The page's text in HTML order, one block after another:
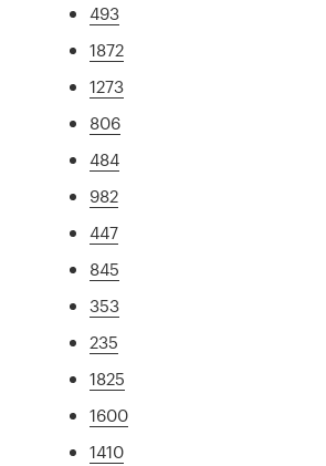
493
1872
1273
806
484
982
447
845
353
235
1825
1600
1410